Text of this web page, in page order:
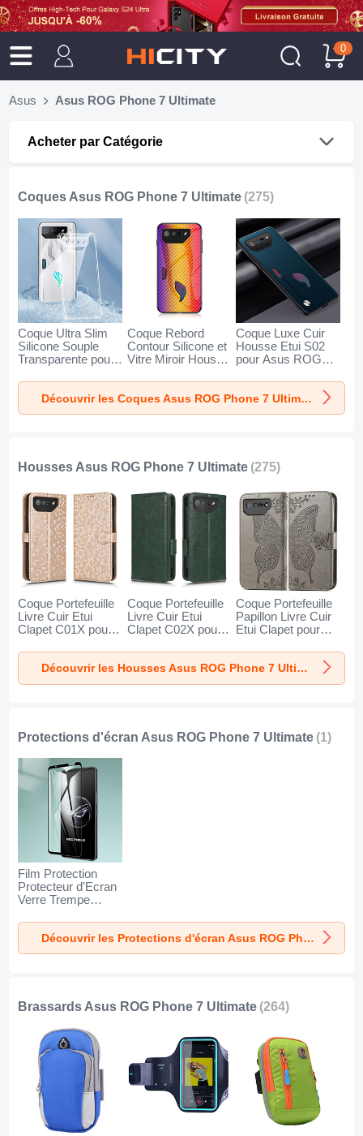
0
Asus Asus ROG Phone 7 Ultimate
Acheter par Catégorie
Coques Asus ROG Phone 7 Ultimate (275)
Coque Ultra Slim
Silicone Souple
Transparente pour
7 Ultimate Clair
Coque Rebord
Contour Silicone et
Vitre Miroir Housse
en Ciel LS2 pour
Asus ROG Phone
7 Ultimate Orange
Coque Luxe Cuir
Housse Etui S02
pour Asus ROG
Bleu
Découvrir les Coques Asus ROG Phone 7 Ultimate
Housses Asus ROG Phone 7 Ultimate (275)
Coque Portefeuille
Livre Cuir Etui
Clapet C01X pour
7 Ultimate Or
Coque Portefeuille
Livre Cuir Etui
Clapet C02X pour
7 Ultimate Vert
Coque Portefeuille
Papillon Livre Cuir
Etui Clapet pour
7 Ultimate Gris
Découvrir les Housses Asus ROG Phone 7 Ultimate
Protections d'écran Asus ROG Phone 7 Ultimate (1)
Film Protection
Protecteur d'Ecran
Verre Trempe
ROG Phone 7
Ultimate Noir
Découvrir les Protections d'écran Asus ROG Phone 7 Ultimate
Brassards Asus ROG Phone 7 Ultimate (264)